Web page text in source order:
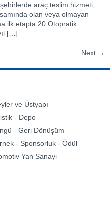
araç teslim hizmeti,
olan veya olmayan
ilk etapta 20 Otopratik
[…]
Next →
ve Üstyapı
- Depo
- Geri Dönüşüm
- Sponsorluk - Ödül
Yan Sanayi